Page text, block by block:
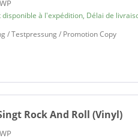
à l'expédition, Délai de
/ Testpressung / Promotion Copy
Rock And Roll (Vinyl)